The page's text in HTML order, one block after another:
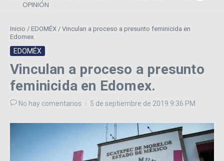
OPINIÓN
Inicio / EDOMÉX / Vinculan a proceso a presunto feminicida en
Edomex.
EDOMÉX
Vinculan a proceso a presunto
feminicida en Edomex.
No hay comentarios 5 de septiembre de 2019 9:36 PM